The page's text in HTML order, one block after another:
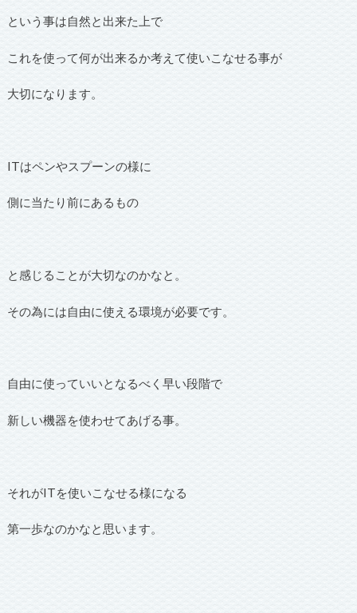
という事は自然と出来た上で
これを使って何が出来るか考えて使いこなせる事が
大切になります。
ITはペンやスプーンの様に
側に当たり前にあるもの
と感じることが大切なのかなと。
その為には自由に使える環境が必要です。
自由に使っていいとなるべく早い段階で
新しい機器を使わせてあげる事。
それがITを使いこなせる様になる
第一歩なのかなと思います。